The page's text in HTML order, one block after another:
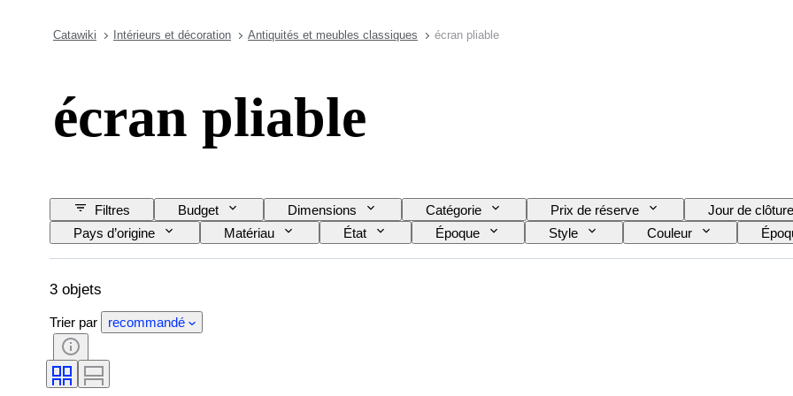
Catawiki Intérieurs et décoration Antiquités et meubles classiques écran pliable
écran pliable
Filtres Budget Dimensions Catégorie Prix de réserve Jour de clôture
Pays d’origine
Matériau État Époque Style Couleur
3 objets
Trier par recommandé